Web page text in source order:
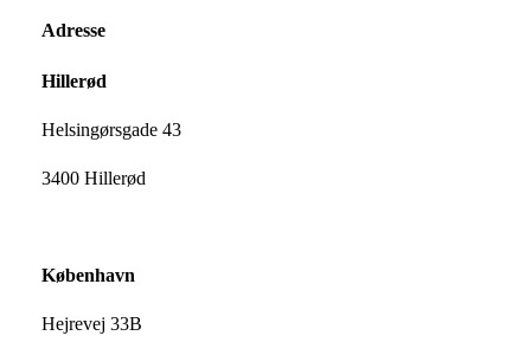
Adresse
Hillerød
Helsingørsgade 43
3400 Hillerød
København
Hejrevej 33B